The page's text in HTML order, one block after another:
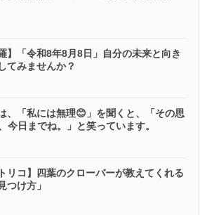
】「令和8年8月8日」自分の未来と向き
てみませんか？
、「私には無理😊」を聞くと、「その思
今日までね。」と笑っています。
リコ】四葉のクローバーが教えてくれる
つけ方」